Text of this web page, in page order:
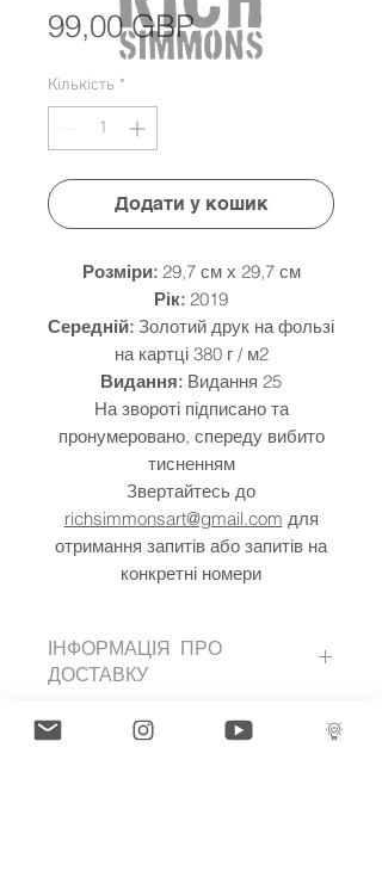
99,00 GBPЦіна
Кількість *
Додати у кошик
Розміри:29,7 см х 29,7 см
Рік: 2019
Середній: Золотий друк на фользі
на картці 380 г / м2
Видання: Видання 25
На звороті підписано та
пронумеровано, спереду вибито
тисненням
Звертайтесь до
richsimmonsart@gmail.com для
отримання запитів або запитів на
конкретні номери
ІНФОРМАЦІЯ ПРО
ДОСТАВКУ
Шматки можна відправляти по всьому
світу.
ART INFO